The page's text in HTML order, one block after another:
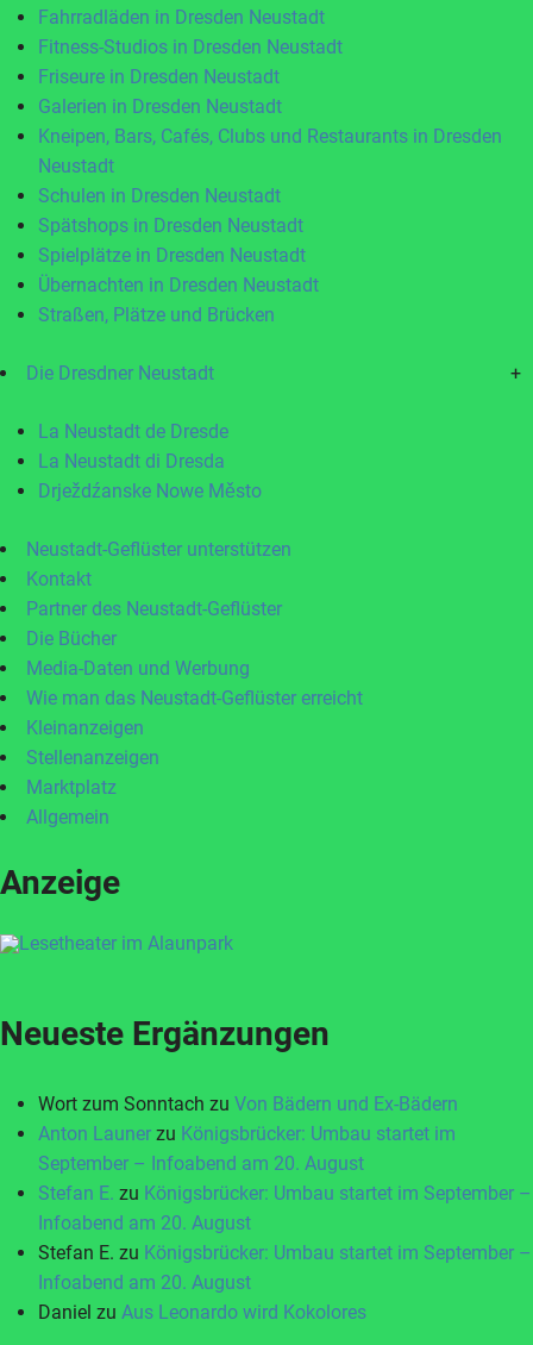
Fahrradläden in Dresden Neustadt
Fitness-Studios in Dresden Neustadt
Friseure in Dresden Neustadt
Galerien in Dresden Neustadt
Kneipen, Bars, Cafés, Clubs und Restaurants in Dresden
Neustadt
Schulen in Dresden Neustadt
Spätshops in Dresden Neustadt
Spielplätze in Dresden Neustadt
Übernachten in Dresden Neustadt
Straßen, Plätze und Brücken
Die Dresdner Neustadt +
La Neustadt de Dresde
La Neustadt di Dresda
Drježdźanske Nowe Město
Neustadt-Geflüster unterstützen
Kontakt
Partner des Neustadt-Geflüster
Die Bücher
Media-Daten und Werbung
Wie man das Neustadt-Geflüster erreicht
Kleinanzeigen
Stellenanzeigen
Marktplatz
Allgemein
Anzeige
Neueste Ergänzungen
Wort zum Sonntach zu Von Bädern und Ex-Bädern
Anton Launer zu Königsbrücker: Umbau startet im
September – Infoabend am 20. August
Stefan E. zu Königsbrücker: Umbau startet im September –
Infoabend am 20. August
Stefan E. zu Königsbrücker: Umbau startet im September –
Infoabend am 20. August
Daniel zu Aus Leonardo wird Kokolores